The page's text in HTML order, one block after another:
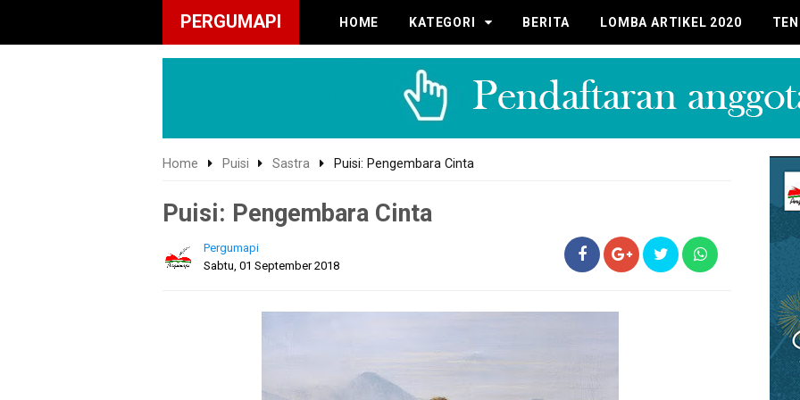
PERGUMAPI HOME KATEGORI BERITA LOMBA ARTIKEL 2020
Home Puisi Sastra Puisi: Pengembara Cinta
Puisi: Pengembara Cinta
Pergumapi
Sabtu, 01 September 2018